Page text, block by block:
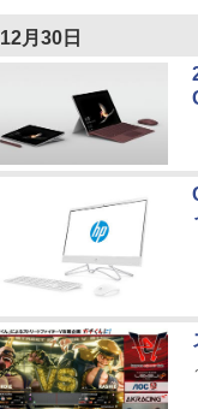
12月30日